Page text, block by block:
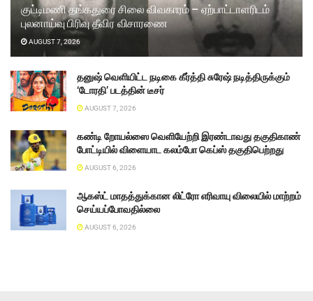
குட்டிமணி தங்கதுரை சிலை விவகாரம் – ஏற்பாட்டாளரிடம்
புலனாய்வு பிரிவு தீவிர விசாரணை
AUGUST 7, 2026
தனுஷ் வெளியிட்ட நடிகை கீர்த்தி சுரேஷ் நடித்திருக்கும்
‘டோரதி’ படத்தின் டீசர்
AUGUST 7, 2026
கண்டி றோயல்ஸை வெளியேற்றி இரண்டாவது தகுதிகாண்
போட்டியில் விளையாட கலம்போ கெப்ஸ் தகுதிபெற்றது
AUGUST 6, 2026
ஆகஸ்ட் மாதத்துக்கான லிட்ரோ எரிவாயு விலையில் மாற்றம்
செய்யப்போவதில்லை
AUGUST 6, 2026